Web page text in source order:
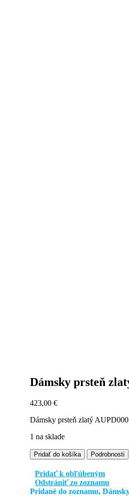
Dámsky prsteň
423,00€
Dámsky prsteň zlatý
1 na sklade
množstvo
Dámsky
prsteň
zlatý
AUPD000568
Pridať do košíka Podrobnosti
Pridať k obľúbeným
Odstrániť zo zoznamu
Pridané do zoznamu,